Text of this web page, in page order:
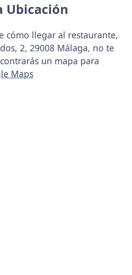
Ubicación
cómo llegar al restaurante,
2, 29008 Málaga, no te
un mapa para
Maps